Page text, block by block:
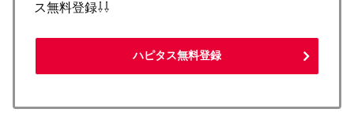
ス無料登録⇩⇩
ハピタス無料登録